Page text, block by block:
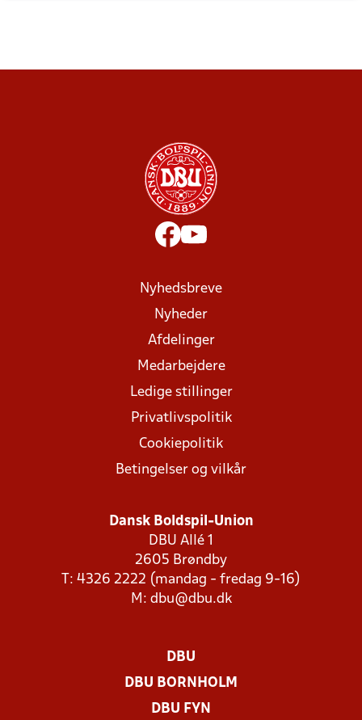
Nyhedsbreve
Nyheder
Afdelinger
Medarbejdere
Ledige stillinger
Privatlivspolitik
Cookiepolitik
Betingelser og vilkår
Dansk Boldspil-Union
DBU Allé 1
2605 Brøndby
T: 4326 2222 (mandag - fredag 9-16)
M: dbu@dbu.dk
DBU
DBU BORNHOLM
DBU FYN